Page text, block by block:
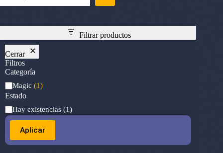
Filtrar productos
Cerrar
Filtros
Categoría
Categoría
Magic (1)
Estado
Estado
Hay existencias (1)
Aplicar